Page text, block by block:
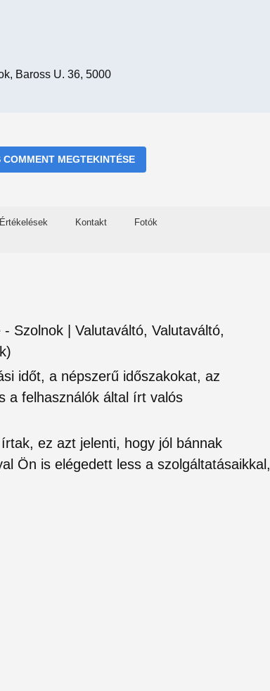
Baross U. 36, 5000
COMMENT MEGTEKINTÉSE
Értékelések Kontakt Fotók
Szolnok | Valutaváltó, Valutaváltó,
időt, a népszerű időszakokat, az
a felhasználók által írt valós
ez azt jelenti, hogy jól bánnak
Ön is elégedett less a szolgáltatásaikkal,